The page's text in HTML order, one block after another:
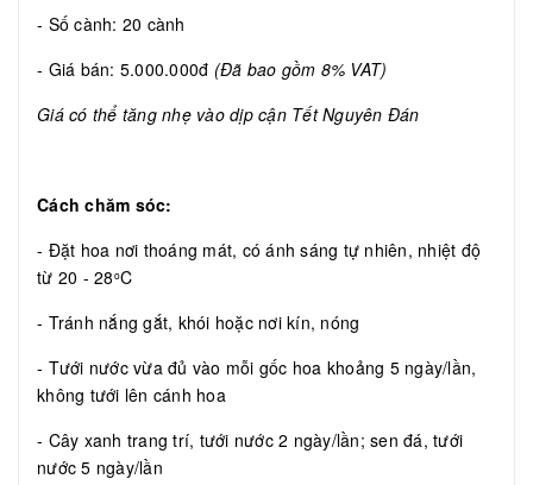
- Số cành: 20 cành
- Giá bán: 5.000.000đ (Đã bao gồm 8% VAT)
Giá có thể tăng nhẹ vào dịp cận Tết Nguyên Đán
Cách chăm sóc:
- Đặt hoa nơi thoáng mát, có ánh sáng tự nhiên, nhiệt độ
từ 20 - 28oC
- Tránh nắng gắt, khói hoặc nơi kín, nóng
- Tưới nước vừa đủ vào mỗi gốc hoa khoảng 5 ngày/lần,
không tưới lên cánh hoa
- Cây xanh trang trí, tưới nước 2 ngày/lần; sen đá, tưới
nước 5 ngày/lần